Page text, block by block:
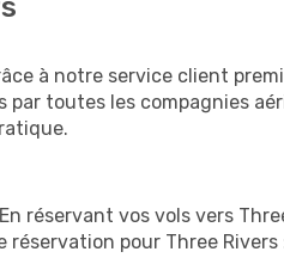
à notre service client
toutes les compagnies
réservant vos vols vers
réservation pour Three Rivers